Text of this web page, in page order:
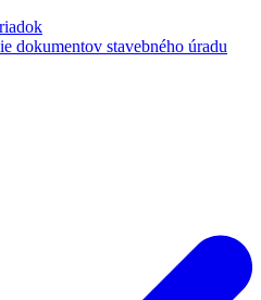
dokumentov stavebného úradu